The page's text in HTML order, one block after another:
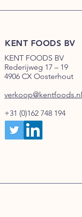
KENT FOODS BV
KENT FOODS BV
Rederijweg 17 – 19
4906 CX Oosterhout
+31 (0)162 748 194